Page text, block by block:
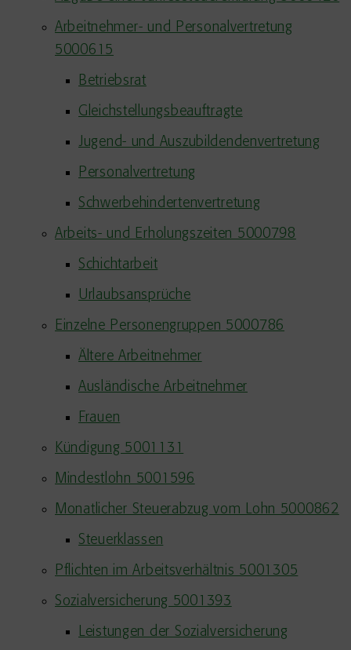
Arbeitnehmer- und Personalvertretung
5000615
Betriebsrat
Gleichstellungsbeauftragte
Jugend- und Auszubildendenvertretung
Personalvertretung
Schwerbehindertenvertretung
Arbeits- und Erholungszeiten 5000798
Schichtarbeit
Urlaubsansprüche
Einzelne Personengruppen 5000786
Ältere Arbeitnehmer
Ausländische Arbeitnehmer
Frauen
Kündigung 5001131
Mindestlohn 5001596
Monatlicher Steuerabzug vom Lohn 5000862
Steuerklassen
Pflichten im Arbeitsverhältnis 5001305
Sozialversicherung 5001393
Leistungen der Sozialversicherung